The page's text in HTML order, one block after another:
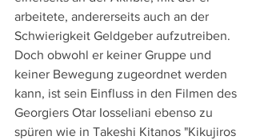
arbeitete, andererseits auch an der
Schwierigkeit Geldgeber aufzutreiben.
Doch obwohl er keiner Gruppe und
keiner Bewegung zugeordnet werden
kann, ist sein Einfluss in den Filmen des
Georgiers Otar Iosseliani ebenso zu
spüren wie in Takeshi Kitanos "Kikujiros